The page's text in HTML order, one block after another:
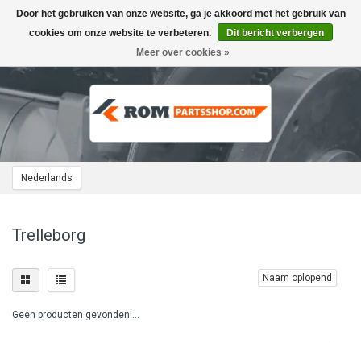
Nederlands
Toggle
navigation
Trelleborg
Naam oplopend
Geen producten gevonden!...
Door het gebruiken van onze website, ga je akkoord met het gebruik van
cookies om onze website te verbeteren.
Dit bericht verbergen
Meer over cookies »